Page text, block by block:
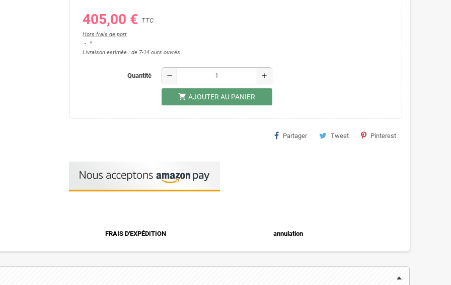
405,00 € TTC
Hors frais de port
*
Livraison estimée : de 7-14 ours ouvrés
Quantité remove add
shopping_cart AJOUTER AU PANIER
Partager Tweet Pinterest
FRAIS D'EXPÉDITION annulation